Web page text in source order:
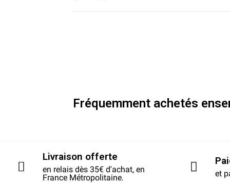
Fréquemment achetés
Livraison offerte
en relais dès 35€ d'achat, en
France Métropolitaine.
et